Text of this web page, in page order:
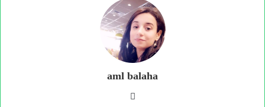
aml balaha